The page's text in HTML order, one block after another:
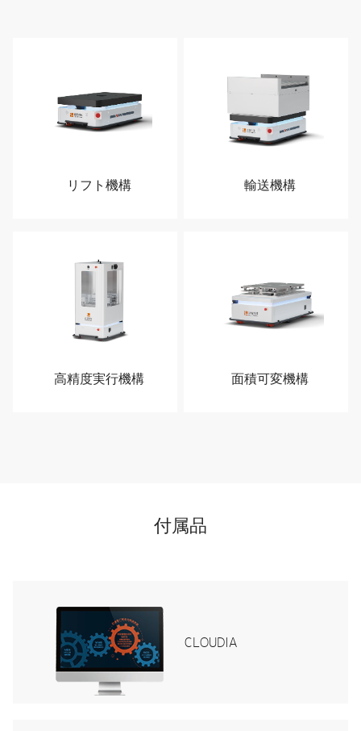
リフト機構 輸送機構
高精度実行機構 面積可変機構
付属品
CLOUDIA